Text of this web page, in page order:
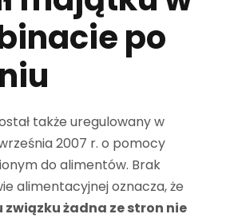
po
także uregulowany w
2007 r. o pomocy
do alimentów. Brak
alimentacyjnej oznacza, że
związku żadna ze stron nie